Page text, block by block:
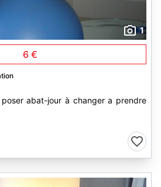
1
6 €
abat-jour à changer a prendre